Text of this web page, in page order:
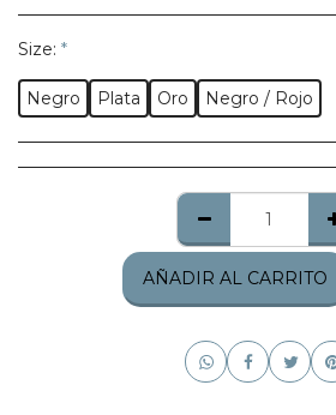
Size: *
Negro Plata Oro Negro / Rojo
AÑADIR AL CARRITO